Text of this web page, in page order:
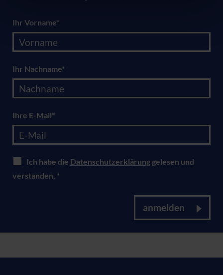
Ihr Vorname*
Ihr Nachname*
Ihre E-Mail*
Ich habe die Datenschutzerklärung gelesen und
verstanden. *
anmelden